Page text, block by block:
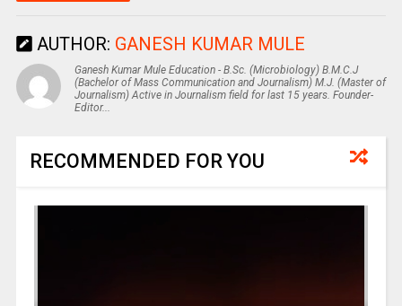
AUTHOR: GANESH KUMAR MULE
Ganesh Kumar Mule Education - B.Sc. (Microbiology) B.M.C.J
(Bachelor of Mass Communication and Journalism) M.J. (Master of
Journalism) Active in Journalism field for last 15 years. Founder-
Editor...
RECOMMENDED FOR YOU